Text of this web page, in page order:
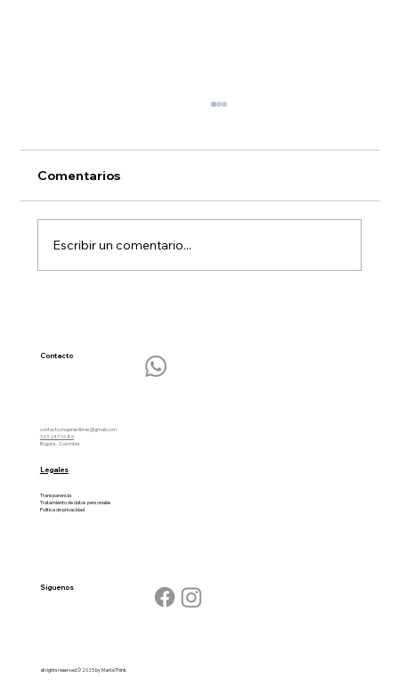
Comentarios
Escribir un comentario...
Contacto
contacto.mujereslibres@gmail.com
323 247 16 86
Bogotá - Colombia
Legales
Transparencia
Tratamiento de datos personales
Política de privacidad
Síguenos
all rights reserved © 2025 by MarkeThink